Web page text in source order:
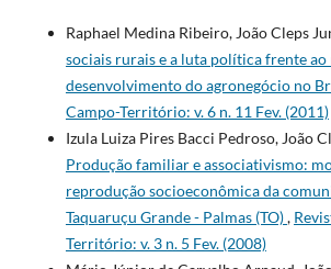
Raphael Medina Ribeiro, João Cleps
sociais rurais e a luta política frente ao
desenvolvimento do agronegócio no
Campo-Território: v. 6 n. 11 Fev. (2011)
Izula Luiza Pires Bacci Pedroso, João
Produção familiar e associativismo:
reprodução socioeconômica da
Taquaruçu Grande - Palmas (TO),
Território: v. 3 n. 5 Fev. (2008)